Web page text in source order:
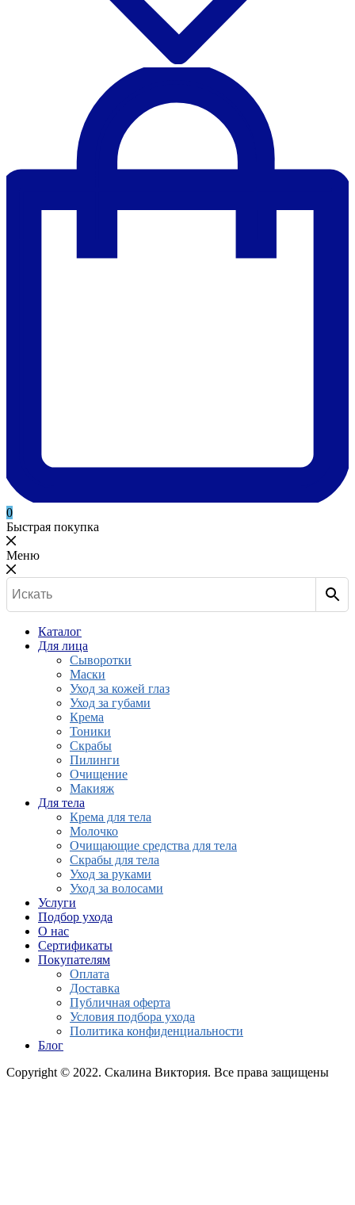
0
Быстрая покупка
Меню
Каталог
Для лица
Сыворотки
Маски
Уход за кожей глаз
Уход за губами
Крема
Тоники
Скрабы
Пилинги
Очищение
Макияж
Для тела
Крема для тела
Молочко
Очищающие средства для тела
Скрабы для тела
Уход за руками
Уход за волосами
Услуги
Подбор ухода
О нас
Сертификаты
Покупателям
Оплата
Доставка
Публичная оферта
Условия подбора ухода
Политика конфиденциальности
Блог
Copyright © 2022. Скалина Виктория. Все права защищены